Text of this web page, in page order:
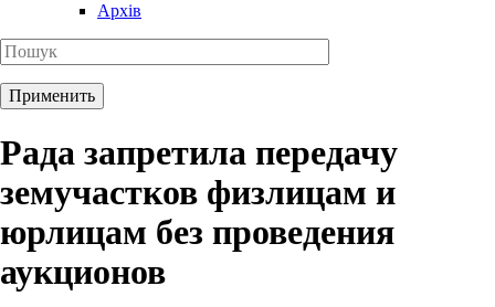
Архів
Рада запретила передачу
земучастков физлицам и
юрлицам без проведения
аукционов